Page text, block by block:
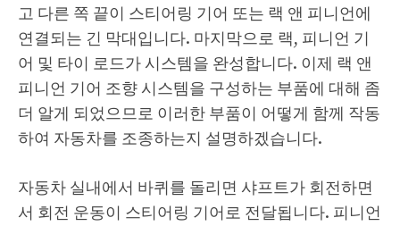
고 다른 쪽 끝이 스티어링 기어 또는 랙 앤 피니언에
연결되는 긴 막대입니다. 마지막으로 랙, 피니언 기
어 및 타이 로드가 시스템을 완성합니다. 이제 랙 앤
피니언 기어 조향 시스템을 구성하는 부품에 대해 좀
더 알게 되었으므로 이러한 부품이 어떻게 함께 작동
하여 자동차를 조종하는지 설명하겠습니다.
자동차 실내에서 바퀴를 돌리면 샤프트가 회전하면
서 회전 운동이 스티어링 기어로 전달됩니다. 피니언